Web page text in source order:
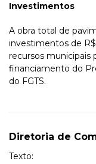
Investimentos
A obra total de
investimentos de
recursos municipais
financiamento do
do FGTS.
Diretoria de
Texto: